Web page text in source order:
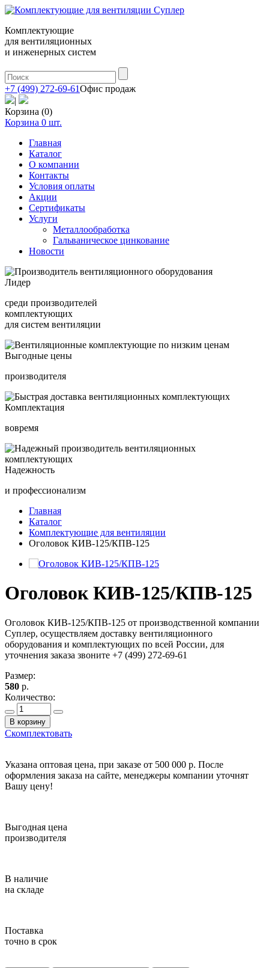
Комплектующие
для вентиляционных
и инженерных систем
+7 (499) 272-69-61Офис продаж
|
Корзина (0)
Корзина 0 шт.
Главная
Каталог
О компании
Контакты
Условия оплаты
Акции
Сертификаты
Услуги
Металлообработка
Гальваническое цинкование
Новости
Лидер
среди производителей
комплектующих
для систем вентиляции
Выгодные цены
производителя
Комплектация
вовремя
Надежность
и профессионализм
Главная
Каталог
Комплектующие для вентиляции
Оголовок КИВ-125/КПВ-125
Оголовок КИВ-125/КПВ-125
Оголовок КИВ-125/КПВ-125 от производственной компании
Суплер, осуществляем доставку вентиляционного
оборудования и комплектующих по всей России, для
уточнения заказа звоните +7 (499) 272-69-61
Размер:
580 р.
Количество:
В корзину
Скомплектовать
Указана оптовая цена, при заказе от 500 000 р. После
оформления заказа на сайте, менеджеры компании уточнят
Вашу цену!
Выгодная цена
производителя
В наличие
на складе
Поставка
точно в срок